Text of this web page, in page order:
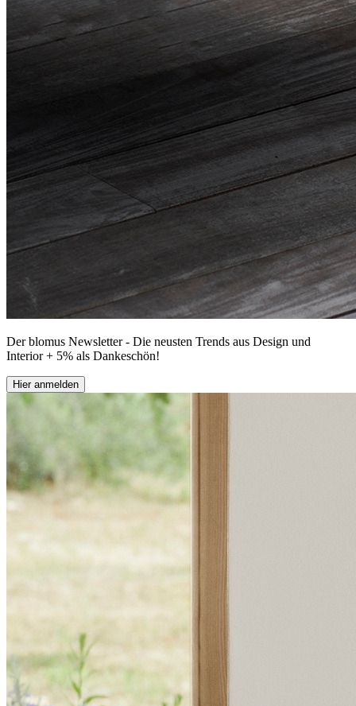
Der blomus Newsletter - Die neusten Trends aus Design und
Interior + 5% als Dankeschön!
Hier anmelden